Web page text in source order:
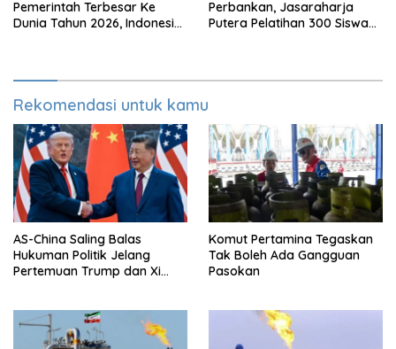
Pemerintah Terbesar Ke
Dunia Tahun 2026, Indonesia
Perbankan, Jasaraharja
Putera Pelatihan 300 Siswa
Rekomendasi untuk kamu
AS-China Saling Balas
Hukuman Politik Jelang
Pertemuan Trump dan Xi
Komut Pertamina Tegaskan
Tak Boleh Ada Gangguan
Pasokan